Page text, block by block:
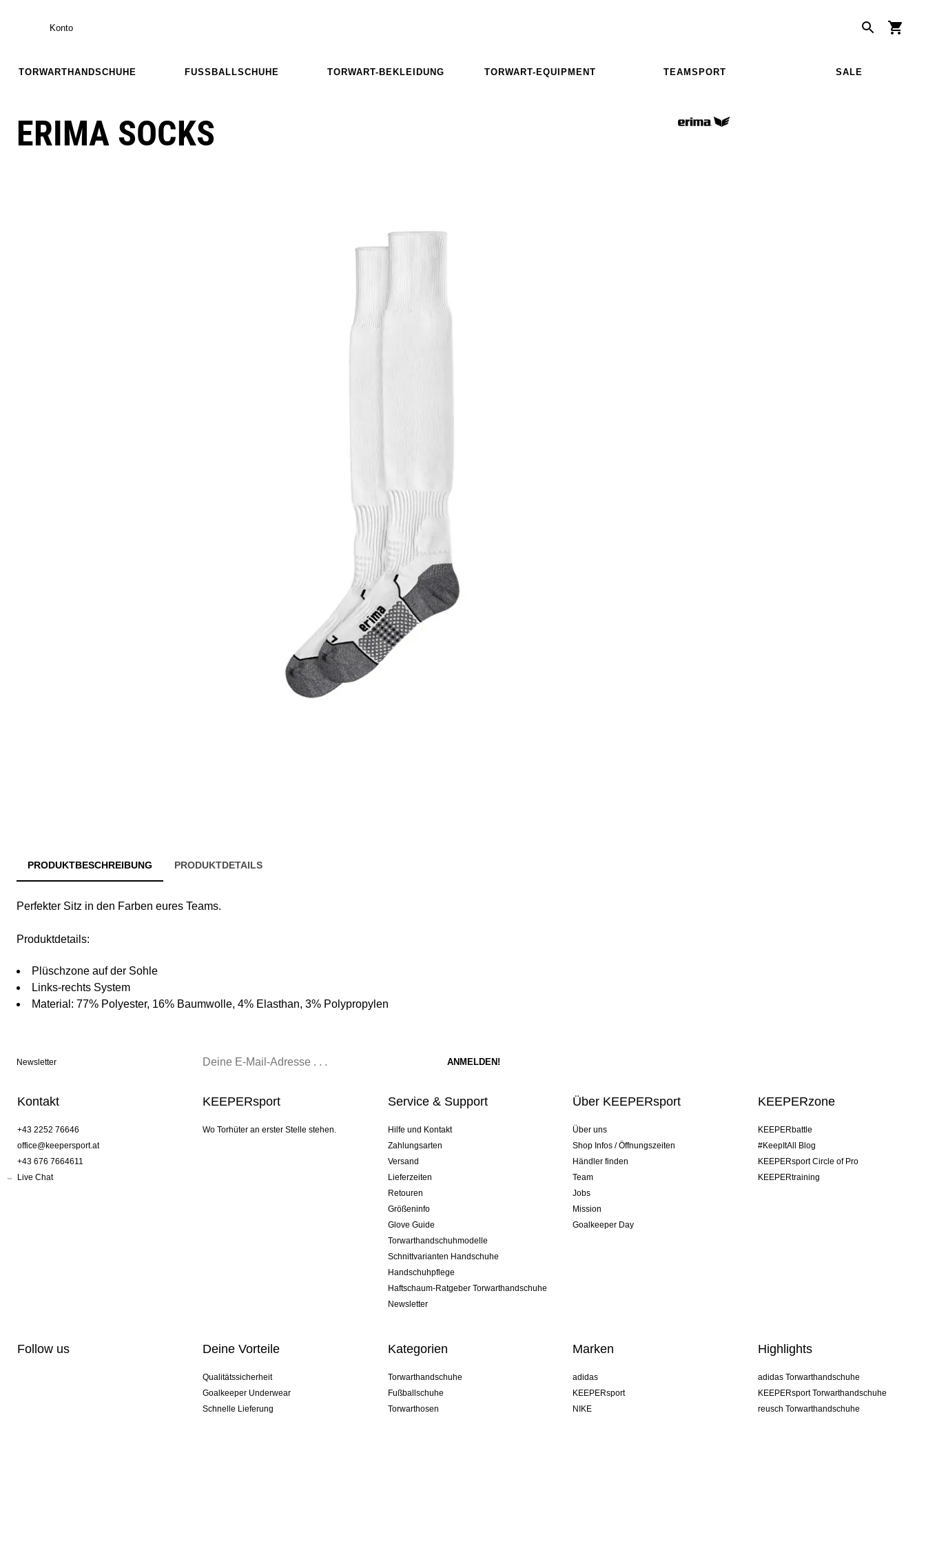
Konto
TORWARTHANDSCHUHE FUSSBALLSCHUHE TORWART-BEKLEIDUNG TORWART-EQUIPMENT TEAMSPORT SALE
ERIMA SOCKS
PRODUKTBESCHREIBUNG PRODUKTDETAILS
Perfekter Sitz in den Farben eures Teams.
Produktdetails:
Plüschzone auf der Sohle
Links-rechts System
Material: 77% Polyester, 16% Baumwolle, 4% Elasthan, 3% Polypropylen
Newsletter
Kontakt
+43 2252 76646
office@keepersport.at
+43 676 7664611
Live Chat
KEEPERsport
Wo Torhüter an erster Stelle stehen.
Service & Support
Hilfe und Kontakt
Zahlungsarten
Versand
Lieferzeiten
Retouren
Größeninfo
Glove Guide
Torwarthandschuhmodelle
Schnittvarianten Handschuhe
Handschuhpflege
Haftschaum-Ratgeber Torwarthandschuhe
Newsletter
Über KEEPERsport
Über uns
Shop Infos / Öffnungszeiten
Händler finden
Team
Jobs
Mission
Goalkeeper Day
KEEPERzone
KEEPERbattle
#KeepItAll Blog
KEEPERsport Circle of Pro
KEEPERtraining
Follow us Deine Vorteile
Qualitätssicherheit
Goalkeeper Underwear
Schnelle Lieferung
Kategorien
Torwarthandschuhe
Fußballschuhe
Torwarthosen
Marken
adidas
KEEPERsport
NIKE
Highlights
adidas Torwarthandschuhe
KEEPERsport Torwarthandschuhe
reusch Torwarthandschuhe